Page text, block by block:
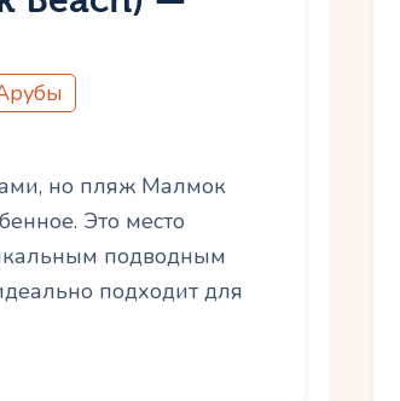
но пляж Малмок
Это место
подводным
подходит для